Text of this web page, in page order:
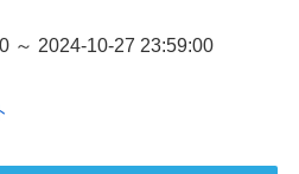
～ 2024-10-27 23:59:00